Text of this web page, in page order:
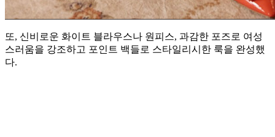
또, 신비로운 화이트 블라우스나 원피스, 과감한 포즈로 여성
스러움을 강조하고 포인트 백들로 스타일리시한 룩을 완성했
다.